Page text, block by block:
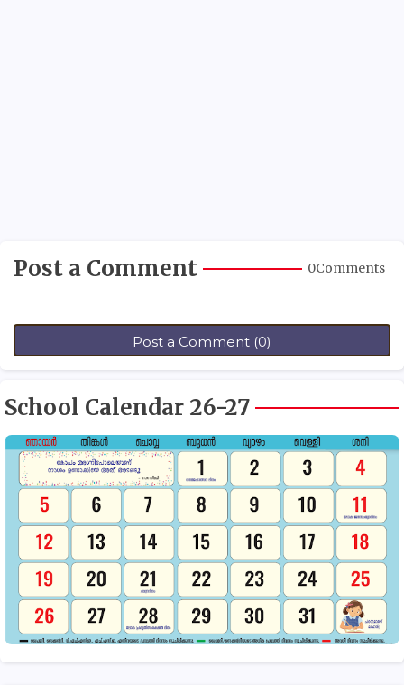
Post a Comment 0Comments
Post a Comment (0)
School Calendar 26-27